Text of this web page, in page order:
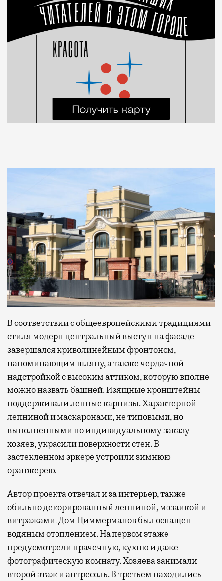
В соответствии с общеевропейскими традициями
стиля модерн центральный выступ на фасаде
завершался криволинейным фронтоном,
напоминающим шляпу, а также чердачной
надстройкой с высоким аттиком, которую вполне
можно назвать башней. Изящные кронштейны
поддерживали лепные карнизы. Характерной
лепниной и маскаронами, не типовыми, но
выполненными по индивидуальному заказу
хозяев, украсили поверхности стен. В
застекленном эркере устроили зимнюю
оранжерею.
Автор проекта отвечал и за интерьер, также
обильно декорированный лепниной, мозаикой и
витражами. Дом Циммерманов был оснащен
водяным отоплением. На первом этаже
предусмотрели прачечную, кухню и даже
фотографическую комнату. Хозяева занимали
второй этаж и антресоль. В третьем находились